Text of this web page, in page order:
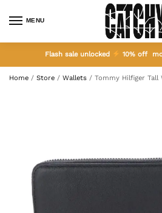
MENU
Flash sale unlocked 10% off
Home / Store / Wallets / Tommy Hilfiger Tall